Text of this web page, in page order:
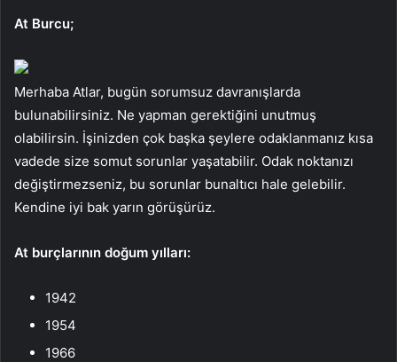
At Burcu;
Merhaba Atlar, bugün sorumsuz davranışlarda
bulunabilirsiniz. Ne yapman gerektiğini unutmuş
olabilirsin. İşinizden çok başka şeylere odaklanmanız kısa
vadede size somut sorunlar yaşatabilir. Odak noktanızı
değiştirmezseniz, bu sorunlar bunaltıcı hale gelebilir.
Kendine iyi bak yarın görüşürüz.
At burçlarının doğum yılları:
1942
1954
1966